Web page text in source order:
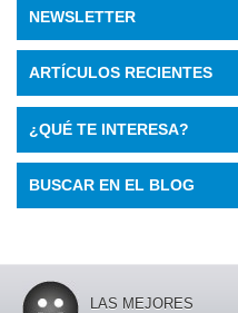
NEWSLETTER
ARTÍCULOS RECIENTES
¿QUÉ TE INTERESA?
BUSCAR EN EL BLOG
LAS MEJORES